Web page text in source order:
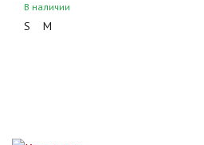
В наличии
S M